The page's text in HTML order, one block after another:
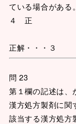
ている場合がある。
４ 正
正解・・・３
問 23
第１欄の記述は、
漢方処方製剤に関
該当する漢方処方